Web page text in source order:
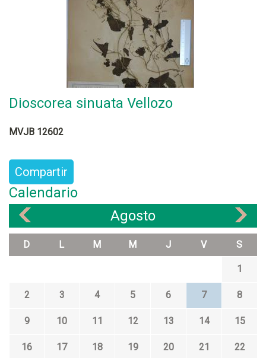
Dioscorea sinuata Vellozo
MVJB 12602
Compartir
Calendario
Agosto
D L M M J V S
1
2 3 4 5 6 7 8
9 10 11 12 13 14 15
16 17 18 19 20 21 22